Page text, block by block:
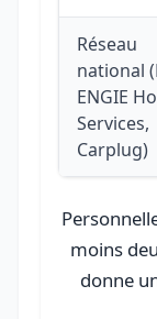
Réseau
national
ENGIE
Services,
Carplug)
moins
donne